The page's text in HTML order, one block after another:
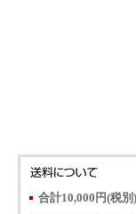
合計10,000円(税